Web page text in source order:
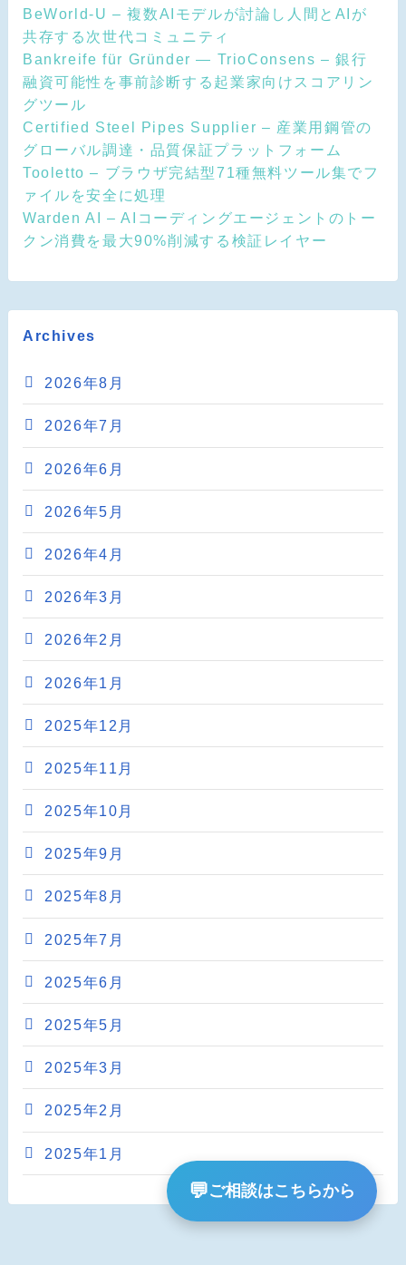
BeWorld-U – 複数AIモデルが討論し人間とAIが
共存する次世代コミュニティ
Bankreife für Gründer — TrioConsens – 銀行
融資可能性を事前診断する起業家向けスコアリン
グツール
Certified Steel Pipes Supplier – 産業用鋼管の
グローバル調達・品質保証プラットフォーム
Tooletto – ブラウザ完結型71種無料ツール集でフ
ァイルを安全に処理
Warden AI – AIコーディングエージェントのトー
クン消費を最大90%削減する検証レイヤー
Archives
2026年8月
2026年7月
2026年6月
2026年5月
2026年4月
2026年3月
2026年2月
2026年1月
2025年12月
2025年11月
2025年10月
2025年9月
2025年8月
2025年7月
2025年6月
2025年5月
2025年3月
2025年2月
2025年1月
💬ご相談はこちらから